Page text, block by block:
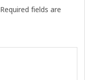
Required fields are